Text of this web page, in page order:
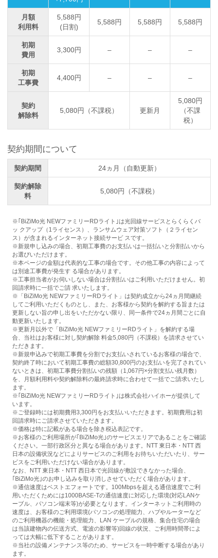
月額
利用料
5,588円
(日割)
5,588円 5,588円 5,588円
初期
費用
3,300円 – – –
初期
工事費
4,400円 – – –
契約
解除料
5,080円（不課税） 更新月
5,080円
（不課
税）
契約期間について
契約期間 24ヵ月（自動更新）
契約解除
料
5,080円（不課税）
※｢BiZiMo光 NEWファミリーRDライト｣は光回線サービスとらくらくバ
ッ クアップ（1ライセンス）、ランサムウェア対策ソフト（２ライセン
ス）が含まれるインターネット接続サービ スです。
※新規申し込みの場合、初期工事費のお支払いは一括払いと分割払いから
お選びいただけます。
※本ページの金額は代表的な工事の場合です。その他工事の内容によって
は別途工事費が発生す る場合があります。
※工事担当者がお伺いしない場合は分割払いはご利用いただけません。初
回請求時に一括でご請 求いたします。
※「BiZiMo光 NEWファミリーRDライト」は契約成立から24ヵ月間継続
してご利用いただくものとし、また、お客様から契約を解約する旨または
更新しない旨の申し出をいただかない限り、同一条件で24ヵ月間ごとに自
動更新いたします。
※更新月以外で「BiZiMo光 NEWファミリーRDライト」を解約する場
合、当社はお客様に対し契約解除 料金5,080円（不課税）を請求させてい
ただきます。
※新規申込みで初期工事費を分割でお支払いされているお客様の場合で、
契約終了時において初期工事費の総額30,800円のお支払いを完了されてい
ないときは、初期工事費分割払いの残額（1,067円×分割支払い残月数）
を、月額利用料や契約解除料の最終請求時に合わせて一括でご請求いたし
ます。
※｢BiZiMo光 NEWファミリーRDライト｣は株式会社ハイホーが提供して
います。
※ご登録時には初期費用3,300円をお支払いいただきます。初期費用は初
回請求時にご請求させていただきます。
※価格は特に記載がある場合を除き税込表記です。
※お客様のご利用場所が｢BiZiMo光｣のサービスエリアであることをご確認
ください。一部行政区分と異なる場合があります。NTT 東日本・NTT 西
日本の設備状況などによりサービスのご利用をお待ちいただいたり、サー
ビスをご利用いただけない場合があります。
なお、NTT 東日本・NTT 西日本で光回線が敷設できなかった場合、
｢BiZiMo光｣のお申し込みを取り消しさせていただく場合があります。
※通信速度はベストエフォートです。100Mbpsを超える通信速度でご利
用いただくためには1000BASE-Tの通信速度に対応した環境(対応LANケ
ーブル、パソコン端末等)が必要となります。インターネットご利用時の
速度は、お客様のご利用環境(パソコンの処理能力、ハブやルーターなど
のご利用機器の機能・処理能力、LAN ケーブルの規格、集合住宅の場合
は当該建物内の伝送方式、電波の影響等)回線の状況、ご利用時間帯によ
っては大幅に低下することがあります。
※当社の設備メンテナンス等のため、サービスを一時中断する場合があり
ます。